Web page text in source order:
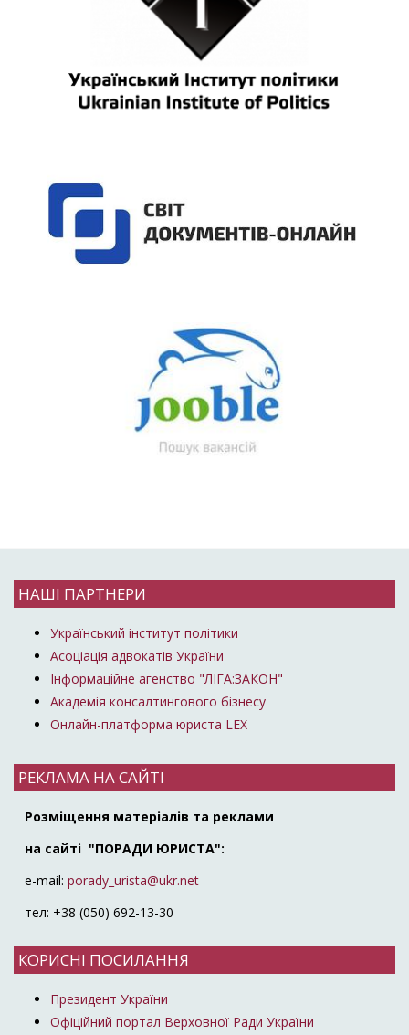
НАШІ ПАРТНЕРИ
Український інститут політики
Асоціація адвокатів України
Інформаційне агенство "ЛІГА:ЗАКОН"
Академія консалтингового бізнесу
Онлайн-платформа юриста LEX
РЕКЛАМА НА САЙТІ
Розміщення матеріалів та реклами
на сайті "ПОРАДИ ЮРИСТА":
e-mail: porady_urista@ukr.net
тел: +38 (050) 692-13-30
КОРИСНІ ПОСИЛАННЯ
Президент України
Офіційний портал Верховної Ради України